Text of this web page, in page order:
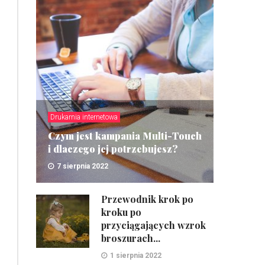
Drukarnia internetowa
Czym jest kampania Multi-Touch
i dlaczego jej potrzebujesz?
7 sierpnia 2022
Przewodnik krok po
kroku po
przyciągających wzrok
broszurach...
1 sierpnia 2022